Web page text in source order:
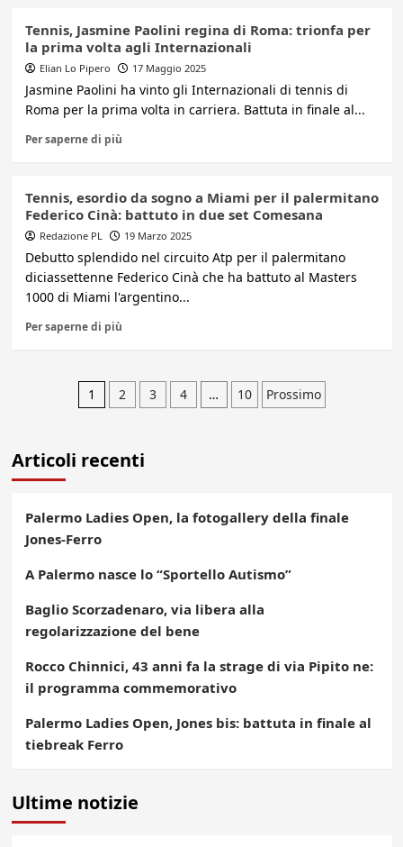
Tennis, Jasmine Paolini regina di Roma: trionfa per
la prima volta agli Internazionali
Elian Lo Pipero 17 Maggio 2025
Jasmine Paolini ha vinto gli Internazionali di tennis di
Roma per la prima volta in carriera. Battuta in finale al...
Per saperne di più
Tennis, esordio da sogno a Miami per il palermitano
Federico Cinà: battuto in due set Comesana
Redazione PL 19 Marzo 2025
Debutto splendido nel circuito Atp per il palermitano
diciassettenne Federico Cinà che ha battuto al Masters
1000 di Miami l'argentino...
Per saperne di più
Paginazione
articoli
1 2 3 4 … 10 Prossimo
Articoli recenti
Palermo Ladies Open, la fotogallery della finale
Jones-Ferro
A Palermo nasce lo “Sportello Autismo”
Baglio Scorzadenaro, via libera alla
regolarizzazione del bene
Rocco Chinnici, 43 anni fa la strage di via Pipito ne:
il programma commemorativo
Palermo Ladies Open, Jones bis: battuta in finale al
tiebreak Ferro
Ultime notizie